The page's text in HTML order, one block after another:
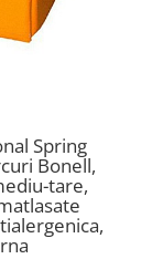
Spring
Bonell,
tare,